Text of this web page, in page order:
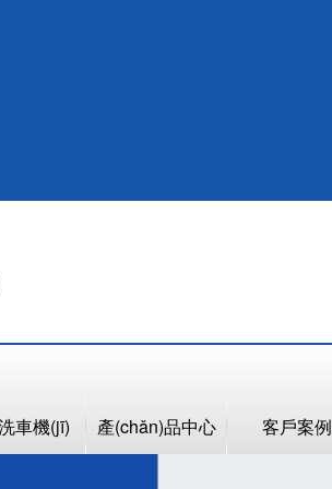
車機(jī) 產(chǎn)品中心 客戶案例